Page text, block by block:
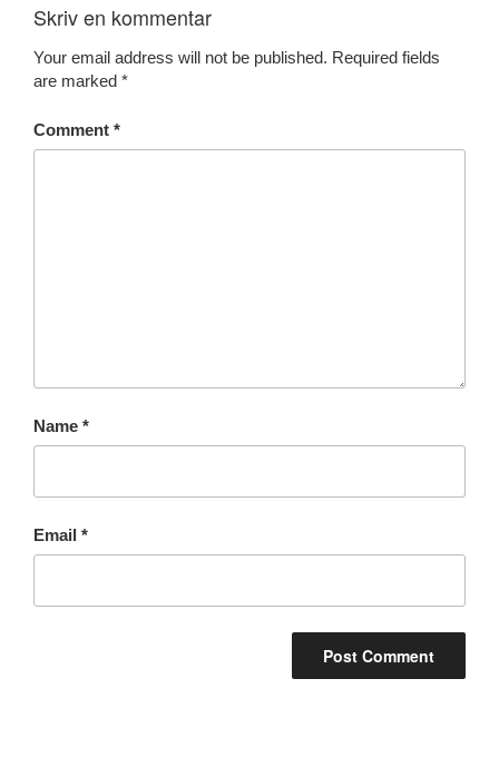
Skriv en kommentar
Your email address will not be published. Required fields
are marked *
Comment *
Name *
Email *